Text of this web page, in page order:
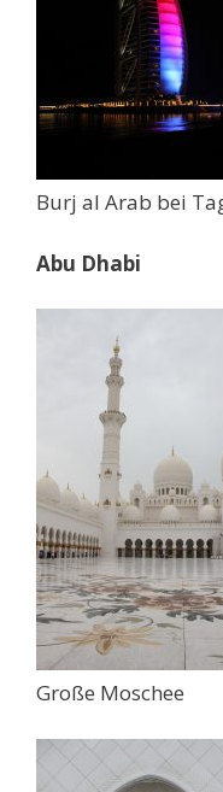
Burj al Arab bei
Abu Dhabi
Große Moschee